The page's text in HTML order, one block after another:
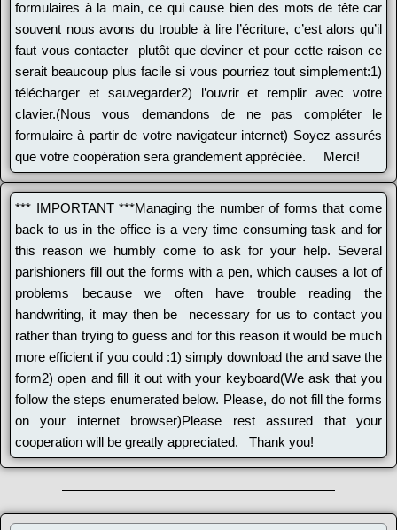
formulaires à la main, ce qui cause bien des mots de tête car
souvent nous avons du trouble à lire l’écriture, c’est alors qu’il
faut vous contacter plutôt que deviner et pour cette raison ce
serait beaucoup plus facile si vous pourriez tout simplement:1)
télécharger et sauvegarder2) l’ouvrir et remplir avec votre
clavier.(Nous vous demandons de ne pas compléter le
formulaire à partir de votre navigateur internet) Soyez assurés
que votre coopération sera grandement appréciée. Merci!
*** IMPORTANT ***Managing the number of forms that come
back to us in the office is a very time consuming task and for
this reason we humbly come to ask for your help. Several
parishioners fill out the forms with a pen, which causes a lot of
problems because we often have trouble reading the
handwriting, it may then be necessary for us to contact you
rather than trying to guess and for this reason it would be much
more efficient if you could :1) simply download the and save the
form2) open and fill it out with your keyboard(We ask that you
follow the steps enumerated below. Please, do not fill the forms
on your internet browser)Please rest assured that your
cooperation will be greatly appreciated. Thank you!